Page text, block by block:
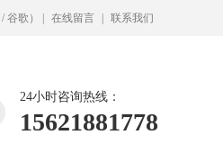
/ 谷歌 ） 在线留言 联系我们
24小时咨询热线：
15621881778